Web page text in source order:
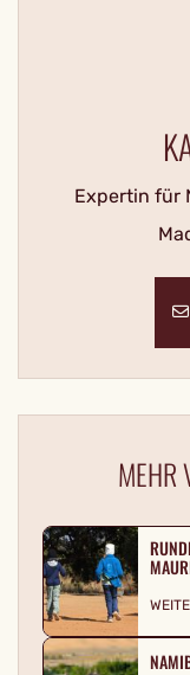
Expertin für
MEHR